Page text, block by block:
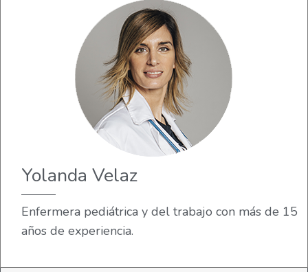
Yolanda Velaz
Enfermera pediátrica y del trabajo con más de 15
años de experiencia.